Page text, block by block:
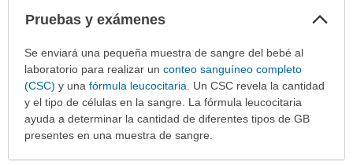
Pruebas y exámenes
Pruebas
exámenes
sido
extendido.
Se enviará una pequeña muestra de sangre del bebé al
laboratorio para realizar un conteo sanguíneo completo
(CSC) y una fórmula leucocitaria . Un CSC revela la cantidad
y el tipo de células en la sangre. La fórmula leucocitaria
ayuda a determinar la cantidad de diferentes tipos de GB
presentes en una muestra de sangre.